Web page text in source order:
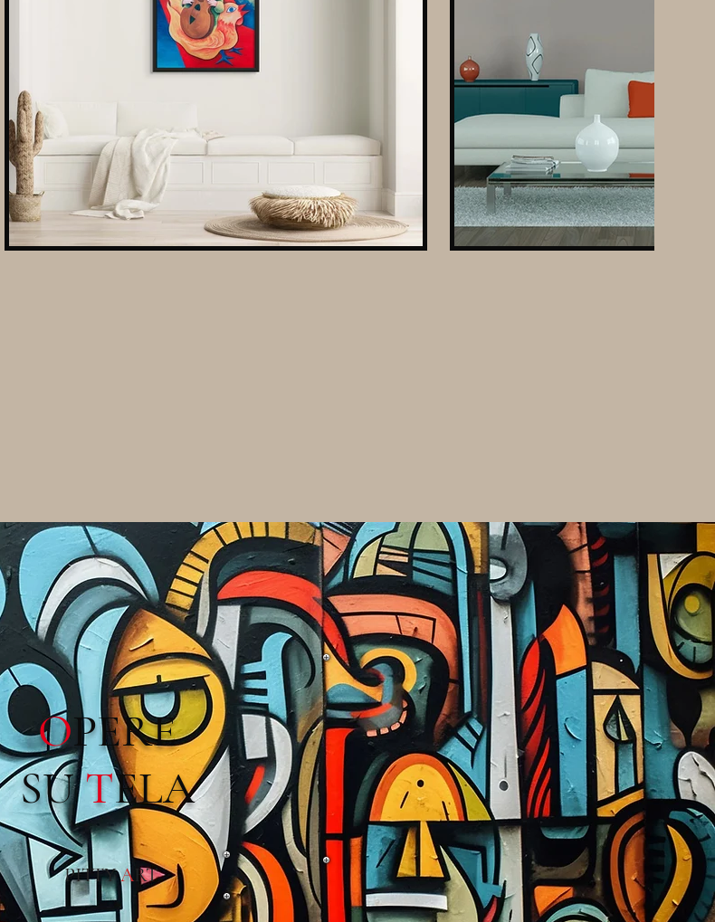
OPERE
SUTELA
PITTYA RT